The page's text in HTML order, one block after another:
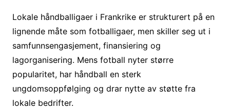
Lokale håndballigaer i Frankrike er strukturert på en
lignende måte som fotballigaer, men skiller seg ut i
samfunnsengasjement, finansiering og
lagorganisering. Mens fotball nyter større
popularitet, har håndball en sterk
ungdomsoppfølging og drar nytte av støtte fra
lokale bedrifter.